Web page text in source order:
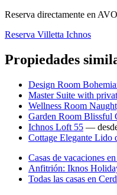
Reserva directamente en
Reserva Villetta Ichnos
Propiedades
Design Room
Master Suite with
Wellness Room
Garden Room Blissful
Ichnos Loft 55 —
Cottage Elegante Lido
Casas de vacaciones
Anfitrión: Iknos
Todas las casas en